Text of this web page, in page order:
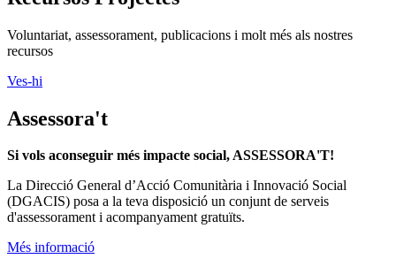
Recursos Projectes
Voluntariat, assessorament, publicacions i molt més als nostres
LaDirecció General d’Acció Comunitària i Innovació Social
(DGACIS)posa a la teva disposició un conjunt de serveis